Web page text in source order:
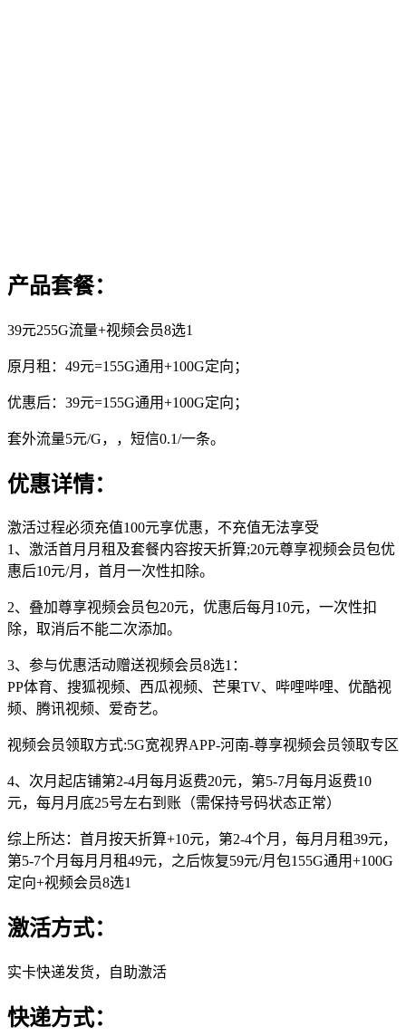
产品套餐：
39元255G流量+视频会员8选1
原月租：49元=155G通用+100G定向；
优惠后：39元=155G通用+100G定向；
套外流量5元/G，，短信0.1/一条。
优惠详情：
激活过程必须充值100元享优惠，不充值无法享受
1、激活首月月租及套餐内容按天折算;20元尊享视频会员包优
惠后10元/月，首月一次性扣除。
2、叠加尊享视频会员包20元，优惠后每月10元，一次性扣
除，取消后不能二次添加。
3、参与优惠活动赠送视频会员8选1：
PP体育、搜狐视频、西瓜视频、芒果TV、哔哩哔哩、优酷视
频、腾讯视频、爱奇艺。
视频会员领取方式:5G宽视界APP-河南-尊享视频会员领取专区
4、次月起店铺第2-4月每月返费20元，第5-7月每月返费10
元，每月月底25号左右到账（需保持号码状态正常）
综上所达：首月按天折算+10元，第2-4个月，每月月租39元，
第5-7个月每月月租49元，之后恢复59元/月包155G通用+100G
定向+视频会员8选1
激活方式：
实卡快递发货，自助激活
快递方式：